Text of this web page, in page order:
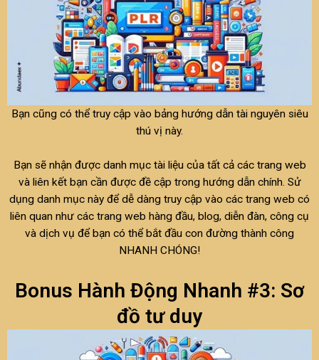
Bạn cũng có thể truy cập vào bảng hướng dẫn tài nguyên siêu
thú vị này.
Bạn sẽ nhận được danh mục tài liệu của tất cả các trang web
và liên kết bạn cần được đề cập trong hướng dẫn chính. Sử
dụng danh mục này để dễ dàng truy cập vào các trang web có
liên quan như các trang web hàng đầu, blog, diễn đàn, công cụ
và dịch vụ để bạn có thể bắt đầu con đường thành công
NHANH CHÓNG!
Bonus Hành Động Nhanh #3: Sơ
đồ tư duy